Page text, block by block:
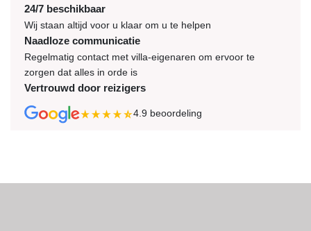
24/7 beschikbaar
Wij staan altijd voor u klaar om u te helpen
Naadloze communicatie
Regelmatig contact met villa-eigenaren om ervoor te
zorgen dat alles in orde is
Vertrouwd door reizigers
4.9 beoordeling